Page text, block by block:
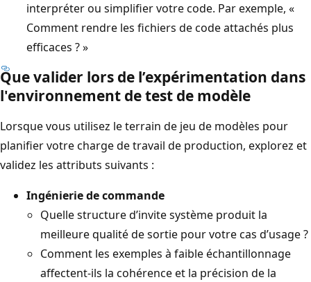
interpréter ou simplifier votre code. Par exemple, «
Comment rendre les fichiers de code attachés plus
efficaces ? »
Que valider lors de l’expérimentation dans
l'environnement de test de modèle
Lorsque vous utilisez le terrain de jeu de modèles pour
planifier votre charge de travail de production, explorez et
validez les attributs suivants :
Ingénierie de commande
Quelle structure d’invite système produit la
meilleure qualité de sortie pour votre cas d’usage ?
Comment les exemples à faible échantillonnage
affectent-ils la cohérence et la précision de la